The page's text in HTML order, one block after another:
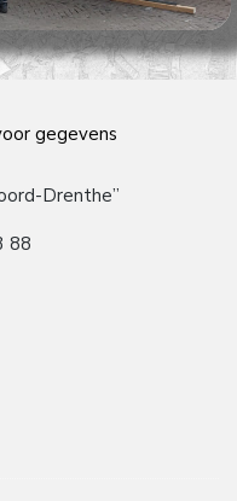
gegevens
Drenthe”
88